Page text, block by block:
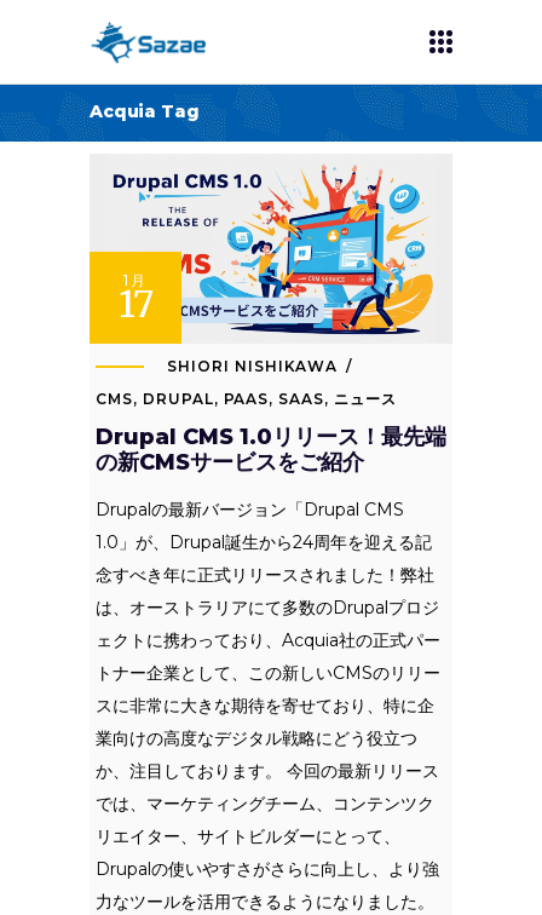
Acquia Tag
1月
17
SHIORI NISHIKAWA
CMS, DRUPAL, PAAS, SAAS, ニュース
Drupal CMS 1.0リリース！最先端
の新CMSサービスをご紹介
Drupalの最新バージョン「Drupal CMS
1.0」が、Drupal誕生から24周年を迎える記
念すべき年に正式リリースされました！弊社
は、オーストラリアにて多数のDrupalプロジ
ェクトに携わっており、Acquia社の正式パー
トナー企業として、この新しいCMSのリリー
スに非常に大きな期待を寄せており、特に企
業向けの高度なデジタル戦略にどう役立つ
か、注目しております。 今回の最新リリース
では、マーケティングチーム、コンテンツク
リエイター、サイトビルダーにとって、
Drupalの使いやすさがさらに向上し、より強
力なツールを活用できるようになりました。